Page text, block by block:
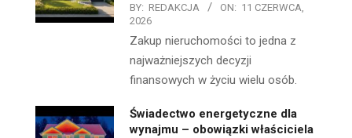
BY: REDAKCJA ON: 11 CZERWCA,
2026
Zakup nieruchomości to jedna z
najważniejszych decyzji
finansowych w życiu wielu osób.
Świadectwo energetyczne dla
wynajmu – obowiązki właściciela